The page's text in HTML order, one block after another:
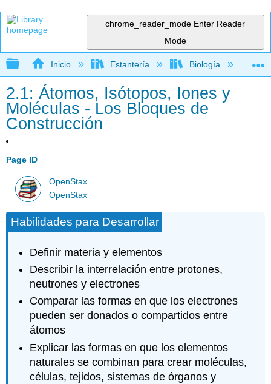
chrome_reader_mode Enter Reader
Mode
Expandir/contraer jerarquía global
Inicio Estantería Biología
2.1: Átomos, Isótopos, Iones y
Moléculas - Los Bloques de
Construcción
Page ID
OpenStax
OpenStax
Habilidades para Desarrollar
Definir materia y elementos
Describir la interrelación entre protones,
neutrones y electrones
Comparar las formas en que los electrones
pueden ser donados o compartidos entre
átomos
Explicar las formas en que los elementos
naturales se combinan para crear moléculas,
células, tejidos, sistemas de órganos y